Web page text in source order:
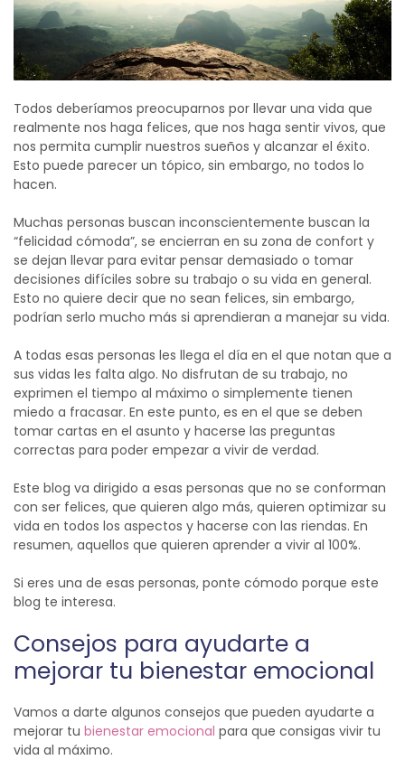
Todos deberíamos preocuparnos por llevar una vida que
realmente nos haga felices, que nos haga sentir vivos, que
nos permita cumplir nuestros sueños y alcanzar el éxito.
Esto puede parecer un tópico, sin embargo, no todos lo
hacen.
Muchas personas buscan inconscientemente buscan la
“felicidad cómoda”, se encierran en su zona de confort y
se dejan llevar para evitar pensar demasiado o tomar
decisiones difíciles sobre su trabajo o su vida en general.
Esto no quiere decir que no sean felices, sin embargo,
podrían serlo mucho más si aprendieran a manejar su vida.
A todas esas personas les llega el día en el que notan que a
sus vidas les falta algo. No disfrutan de su trabajo, no
exprimen el tiempo al máximo o simplemente tienen
miedo a fracasar. En este punto, es en el que se deben
tomar cartas en el asunto y hacerse las preguntas
correctas para poder empezar a vivir de verdad.
Este blog va dirigido a esas personas que no se conforman
con ser felices, que quieren algo más, quieren optimizar su
vida en todos los aspectos y hacerse con las riendas. En
resumen, aquellos que quieren aprender a vivir al 100%.
Si eres una de esas personas, ponte cómodo porque este
blog te interesa.
Consejos para ayudarte a
mejorar tu bienestar emocional
Vamos a darte algunos consejos que pueden ayudarte a
mejorar tu bienestar emocional para que consigas vivir tu
vida al máximo.